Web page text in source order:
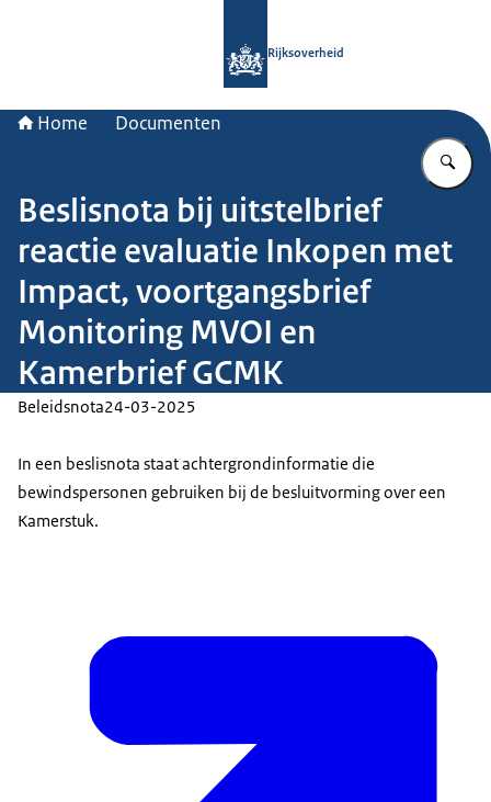
Rijksoverheid
Home Documenten
Beslisnota bij uitstelbrief
reactie evaluatie Inkopen met
Impact, voortgangsbrief
Monitoring MVOI en
Kamerbrief GCMK
Beleidsnota24-03-2025
In een beslisnota staat achtergrondinformatie die
bewindspersonen gebruiken bij de besluitvorming over een
Kamerstuk.